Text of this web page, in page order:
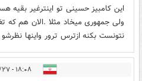
این کامبیز حسینی تو اینترغیر
ولی جمهوری میخاد مثلا .الان هم که
نتونست بکنه ازترس ترور واینها
۱۸:۰۸ - ۱۴۰۵/۰۳/۲۷